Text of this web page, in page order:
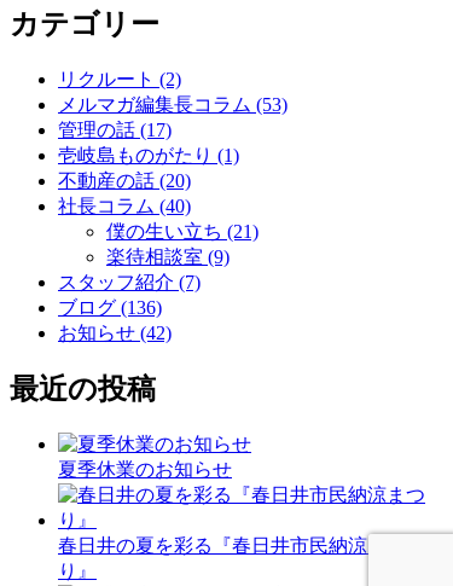
カテゴリー
リクルート (2)
メルマガ編集長コラム (53)
管理の話 (17)
壱岐島ものがたり (1)
不動産の話 (20)
社長コラム (40)
僕の生い立ち (21)
楽待相談室 (9)
スタッフ紹介 (7)
ブログ (136)
お知らせ (42)
最近の投稿
夏季休業のお知らせ
春日井の夏を彩る『春日井市民納涼まつ
り』